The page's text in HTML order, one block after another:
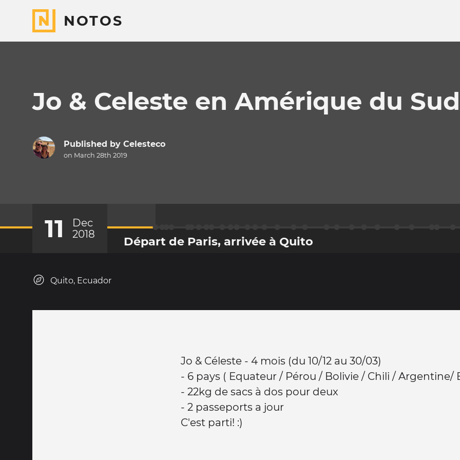
NOTOS
Jo & Celeste en Amérique du Sud
Published by Celesteco
on March 28th 2019
11
Dec
2018
Départ de Paris, arrivée à Quito
Quito, Ecuador
Jo & Céleste - 4 mois (du 10/12 au 30/03)
- 6 pays ( Equateur / Pérou / Bolivie / Chili / Argentine/
- 22kg de sacs à dos pour deux
- 2 passeports a jour
C'est parti! :)